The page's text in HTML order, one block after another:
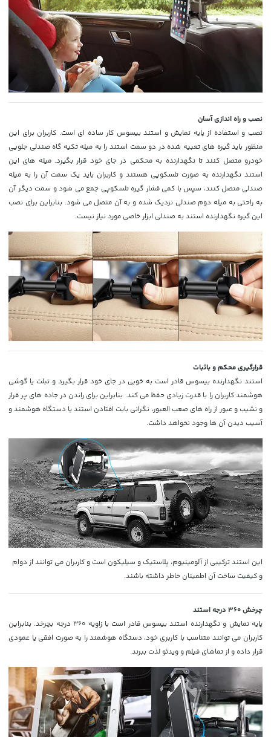
نصب و راه اندازی آسان
نصب و استفاده از پایه نمایش و استند بیسوس کار ساده ای است. کاربران برای این
منظور باید گیره های تعبیه شده در دو سمت استند را به میله تکیه گاه صندلی جلویی
خودرو متصل کنند تا نگهدارنده به محکمی در جای خود قرار بگیرد. میله های این
استند نگهدارنده به صورت تلسکوپی هستند و کاربران باید یک سمت آن را به میله
صندلی متصل کنند، سپس با کمی فشار گیره تلسکوپی جمع می شود و سمت دیگر آن
به راحتی به میله دوم صندلی نزدیک شده و به آن متصل می شود. بنابراین برای نصب
این گیره نگهدارنده استند به صندلی ابزار خاصی مورد نیاز نیست.
قرارگیری محکم و باثبات
استند نگهدارنده بیسوس قادر است به خوبی در جای خود قرار بگیرد و تبلت یا گوشی
هوشمند کاربران را با قدرت زیادی حفظ می کند. بنابراین برای راندن در جاده های پر فراز
و نشیب و عبور از راه های صعب العبور، نگرانی بابت افتادن استند یا دستگاه هوشمند و
آسیب دیدن آن ها وجود نخواهد داشت.
این استند ترکیبی از آلومینیوم، پلاستیک و سیلیکون است و کاربران می توانند از دوام
و کیفیت ساخت آن اطمینان خاطر داشته باشند.
چرخش 360 درجه استند
پایه نمایش و نگهدارنده استند بیسوس قادر است با زاویه 360 درجه بچرخد. بنابراین
کاربران می توانند متناسب با کاربری خود، دستگاه هوشمند را به صورت افقی یا عمودی
قرار داده و از تماشای فیلم و ویدئو لذت ببرند.